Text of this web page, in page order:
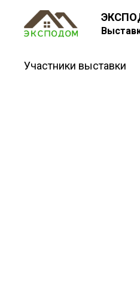
Участники выставки